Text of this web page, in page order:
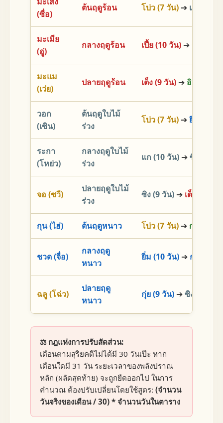
(ซื่อ)
ต้นฤดูร้อน โบ่ว (7 วัน) ➔ แก (7 วัน)
มะเมีย
(อู่)
กลางฤดูร้อน เปี้ย (10 วัน) ➔
มะแม
(เว่ย)
ปลายฤดูร้อน เต็ง (9 วัน) ➔ อิก (3 วัน)
วอก
(เซิน)
ต้นฤดูใบไม้
ร่วง
โบ่ว (7 วัน) ➔ยิ่ม (7 วัน)
ระกา
(โหย่ว)
กลางฤดูใบไม้
ร่วง
แก (10 วัน) ➔ซิง (20 วั
จอ (ซวี)
ปลายฤดูใบไม้
ร่วง
ซิง (9 วัน) ➔ เต็ง (3 วัน)
กุน (ไฮ่) ต้นฤดูหนาว โบ่ว (7 วัน) ➔ กะ (7 วัน)
ชวด (จื่อ)
กลางฤดู
หนาว
ยิ่ม (10 วัน) ➔ กุ่ย (20 วั
ฉลู (โฉ่ว)
ปลายฤดู
หนาว
กุ่ย (9 วัน) ➔ซิง (3 วัน)
⚖️ กฎแห่งการปรับสัดส่วน:
เดือนตามสุริยคติไม่ได้มี 30 วันเป๊ะ หาก
เดือนใดมี 31 วัน ระยะเวลาของพลังปราณ
หลัก (ผลัดสุดท้าย) จะถูกยืดออกไป ในการ
คำนวณ ต้องปรับเปลี่ยนโดยใช้สูตร: (จำนวน
วันจริงของเดือน / 30) * จำนวนวันในตาราง